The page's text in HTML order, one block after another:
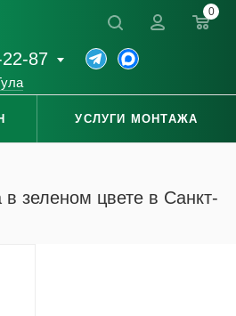
87
0
УСЛУГИ МОНТАЖА
зеленом цвете в Санкт-